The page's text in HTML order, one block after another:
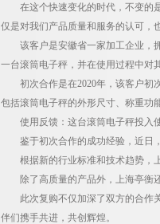
在这个快速变化的时代，不变的
仅是对我们产品质量和服务的认可，
该客户是安徽省一家加工企业，
一台滚筒电子秤，并在使用过程中对
初次合作是在2020年，该客户初
包括滚筒电子秤的外形尺寸、称重功
使用反馈：这台滚筒电子秤投入
鉴于初次合作的成功经验，近日
根据新的行业标准和技术趋势，
除了高质量的产品外，上海亭衡
此次复购不仅加深了双方的合作
伴们携手共进，共创辉煌。